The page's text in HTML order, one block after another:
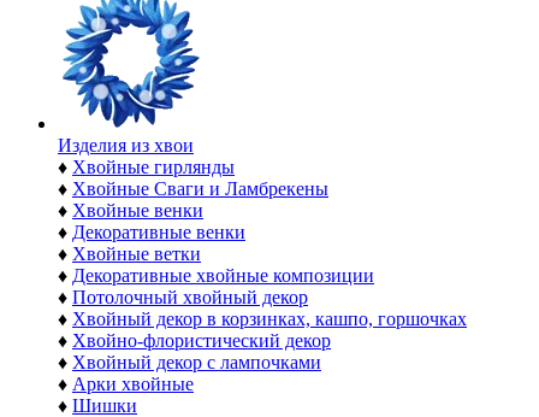
Изделия из хвои
♦ Хвойные гирлянды
♦ Хвойные Сваги и Ламбрекены
♦ Хвойные венки
♦ Декоративные венки
♦ Хвойные ветки
♦ Декоративные хвойные композиции
♦ Потолочный хвойный декор
♦ Хвойный декор в корзинках, кашпо, горшочках
♦ Хвойно-флористический декор
♦ Хвойный декор с лампочками
♦ Арки хвойные
♦ Шишки